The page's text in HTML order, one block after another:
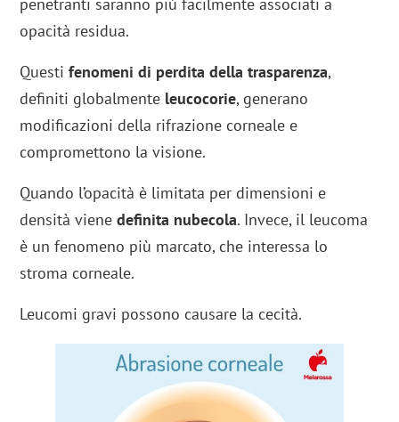
opacità residua.
Questi fenomeni di perdita della trasparenza,
definiti globalmente leucocorie, generano
modificazioni della rifrazione corneale e
compromettono la visione.
Quando l’opacità è limitata per dimensioni e
densità vienedefinita nubecola. Invece, il leucoma
è un fenomeno più marcato, che interessa lo
stroma corneale.
Leucomi gravi possono causare la cecità.